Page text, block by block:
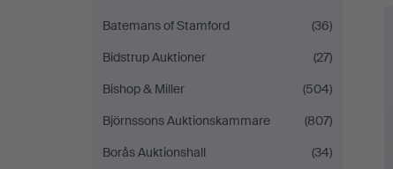
Batemans of Stamford
(36)
Bidstrup Auktioner
(27)
Bishop & Miller
(504)
Björnssons Auktionskammare
(807)
Borås Auktionshall
(34)